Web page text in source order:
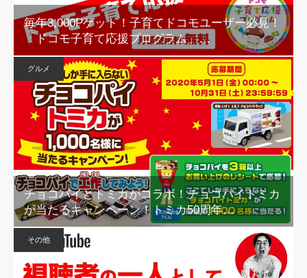
毎年3,000Pゲット！子育てドコモユーザー必見！
「ドコモ子育て応援プログラム」…
グルメ
チョコパイとトミカがコラボ！チョコパイトミカ
が当たるキャンペーン！トミカ50周年…
その他